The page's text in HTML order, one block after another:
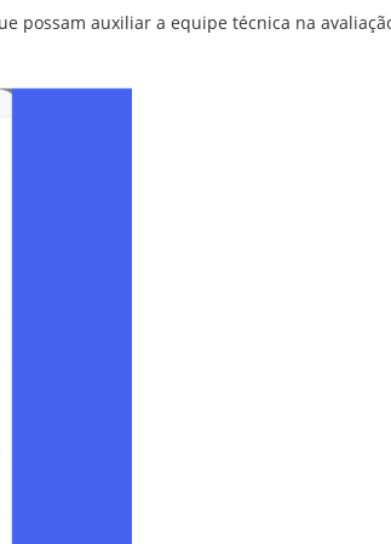
possam auxiliar a equipe técnica na